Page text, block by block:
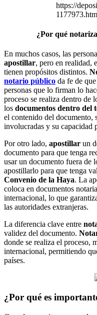
https://
¿Por qué
En muchos casos, las
apostillar, pero en realidad,
tienen propósitos distintos.
notario público da fe de
personas que lo firman lo
proceso se realiza dentro de
los documentos dentro del
el contenido del documento,
involucradas y su capacidad
Por otro lado, apostillar un
documento para que tenga
usar un documento fuera de
apostillarlo para que tenga
Convenio de la Haya. La
coloca en documentos
internacional, lo que
las autoridades extranjeras.
La diferencia clave entre
validez del documento.
donde se realiza el proceso,
internacional, permitiendo
países.
¿Por qué es